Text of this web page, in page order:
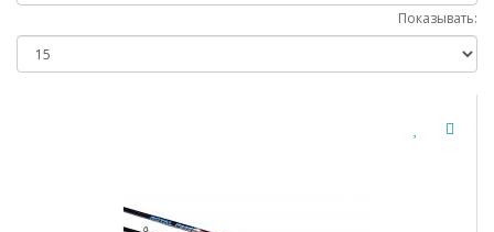
Показывать: